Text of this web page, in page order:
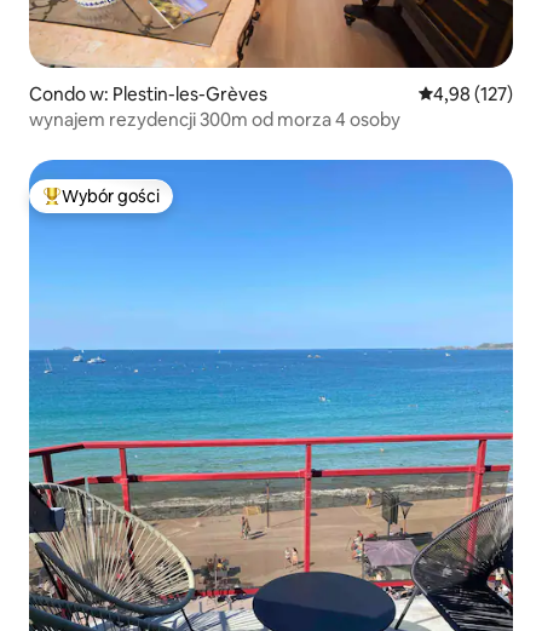
Condo w: Plestin-les-Grèves Średnia
4,98 (127)
wynajem rezydencji 300m od morza 4 osoby
Najpopularniejsze z kategorii Wybór gości
Wybór gości